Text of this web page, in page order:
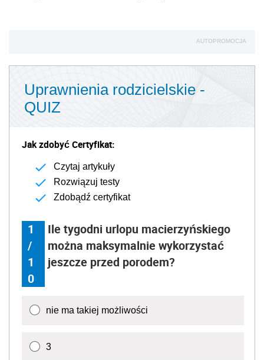
AUTOPROMOCJA
Uprawnienia rodzicielskie -
QUIZ
Jak zdobyć Certyfikat:
Czytaj artykuły
Rozwiązuj testy
Zdobądź certyfikat
1
/
1
0
Ile tygodni urlopu macierzyńskiego
można maksymalnie wykorzystać
jeszcze przed porodem?
nie ma takiej możliwości
3